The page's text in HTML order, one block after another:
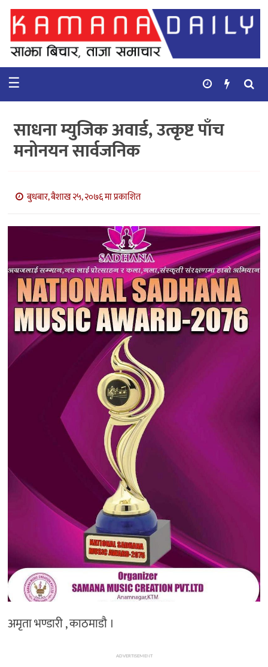
गृहपृष्ठ
समाचार
कुराकानी
बाणिज्य
भिडियो
☰
साधना म्युजिक अवार्ड, उत्कृष्ट पाँच
मनोनयन सार्वजनिक
बुधबार, बैशाख २५, २०७६ मा प्रकाशित
अमृता भण्डारी , काठमाडौ ।
ADVERTISEMENT